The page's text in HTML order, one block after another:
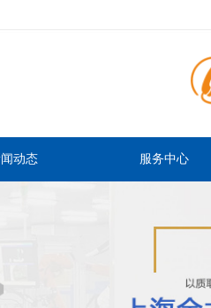
动态 服务中心